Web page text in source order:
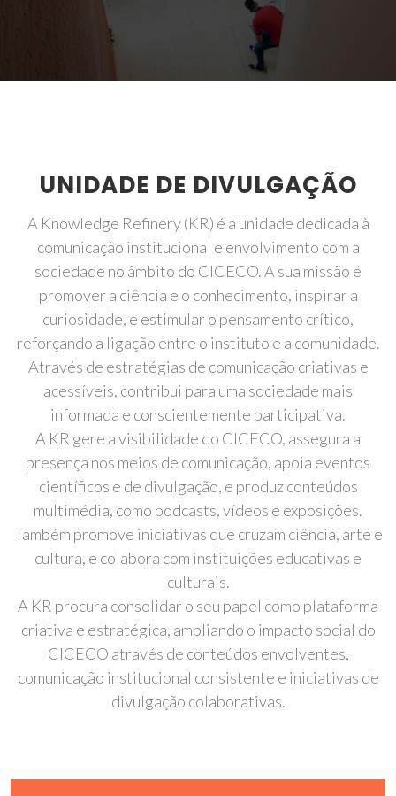
UNIDADE DE DIVULGAÇÃO
A Knowledge Refinery (KR) é a unidade dedicada à
comunicação institucional e envolvimento com a
sociedade no âmbito do CICECO. A sua missão é
promover a ciência e o conhecimento, inspirar a
curiosidade, e estimular o pensamento crítico,
reforçando a ligação entre o instituto e a comunidade.
Através de estratégias de comunicação criativas e
acessíveis, contribui para uma sociedade mais
informada e conscientemente participativa.
A KR gere a visibilidade do CICECO, assegura a
presença nos meios de comunicação, apoia eventos
científicos e de divulgação, e produz conteúdos
multimédia, como podcasts, vídeos e exposições.
Também promove iniciativas que cruzam ciência, arte e
cultura, e colabora com instituições educativas e
culturais.
A KR procura consolidar o seu papel como plataforma
criativa e estratégica, ampliando o impacto social do
CICECO através de conteúdos envolventes,
comunicação institucional consistente e iniciativas de
divulgação colaborativas.